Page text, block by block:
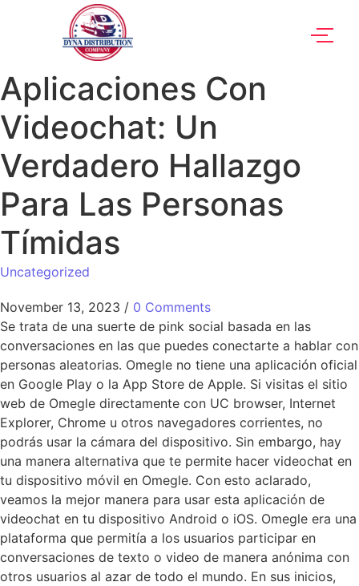
Aplicaciones Con
Videochat: Un
Verdadero Hallazgo
Para Las Personas
Tímidas
Uncategorized
November 13, 2023 / 0 Comments
Se trata de una suerte de pink social basada en las
conversaciones en las que puedes conectarte a hablar con
personas aleatorias. Omegle no tiene una aplicación oficial
en Google Play o la App Store de Apple. Si visitas el sitio
web de Omegle directamente con UC browser, Internet
Explorer, Chrome u otros navegadores corrientes, no
podrás usar la cámara del dispositivo. Sin embargo, hay
una manera alternativa que te permite hacer videochat en
tu dispositivo móvil en Omegle. Con esto aclarado,
veamos la mejor manera para usar esta aplicación de
videochat en tu dispositivo Android o iOS. Omegle era una
plataforma que permitía a los usuarios participar en
conversaciones de texto o video de manera anónima con
otros usuarios al azar de todo el mundo. En sus inicios,